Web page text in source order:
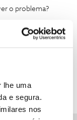
lhe uma
e segura.
nos
o problema?